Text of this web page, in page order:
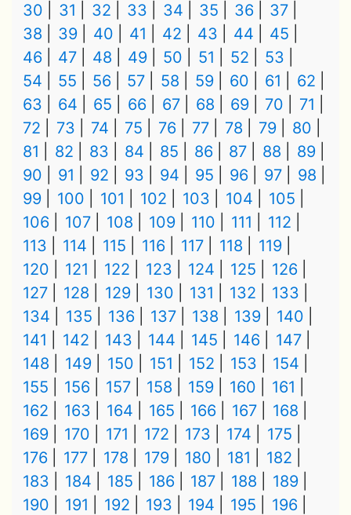
30
31 32 33 34 35 36
37
38
39 40 41 42 43 44
45
46
47 48 49 50 51 52
53
54
55 56 57 58 59 60 61
62
63
64 65 66 67 68 69 70
71
72
73 74 75 76 77 78 79
80
81
82 83 84 85 86 87 88
89
90
91 92 93 94 95 96 97
98
99
100 101 102 103 104
105
106
107 108 109 110 111
112
113
114 115 116 117 118
119
120
121 122 123 124 125
126
127
128 129 130 131 132
133
134
135 136 137 138 139
140
141
142 143 144 145 146
147
148
149 150 151 152 153
154
155
156 157 158 159 160
161
162
163 164 165 166 167
168
169
170 171 172 173 174
175
176
177 178 179 180 181
182
183
184 185 186 187 188
189
190
191 192 193 194 195
196